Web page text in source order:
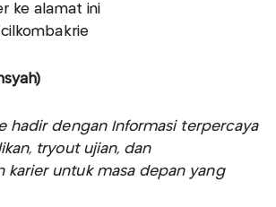
ke alamat ini
hadir dengan Informasi terpercaya
tryout ujian, dan
karier untuk masa depan yang